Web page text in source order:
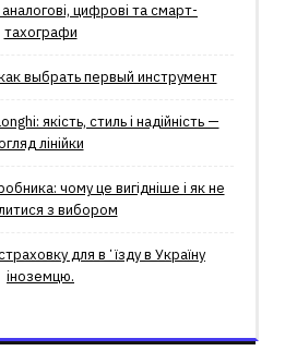
цифрові та смарт-
тахографи
выбрать первый инструмент
якість, стиль і надійність —
лінійки
чому це вигідніше і як не
з вибором
для вʼїзду в Україну
іноземцю.